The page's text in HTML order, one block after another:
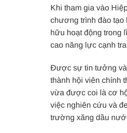
Khi tham gia vào
chương trình đào tạo
hữu hoạt động trong
cao năng lực cạnh
Được sự tin tưởng và
thành hội viên chính
vừa được coi là cơ
việc nghiên cứu và
trường xăng dầu